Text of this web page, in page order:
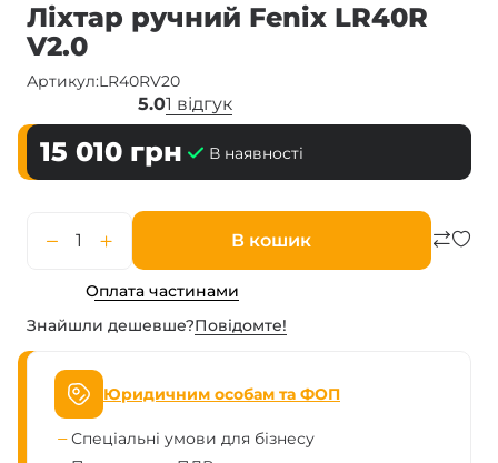
Ліхтар ручний Fenix LR40R
V2.0
Артикул:LR40RV20
5.01 відгук
15 010 грн В наявності
В кошик
Оплата частинами
Знайшли дешевше?Повiдомте!
Юридичним особам та ФОП
Спеціальні умови для бізнесу